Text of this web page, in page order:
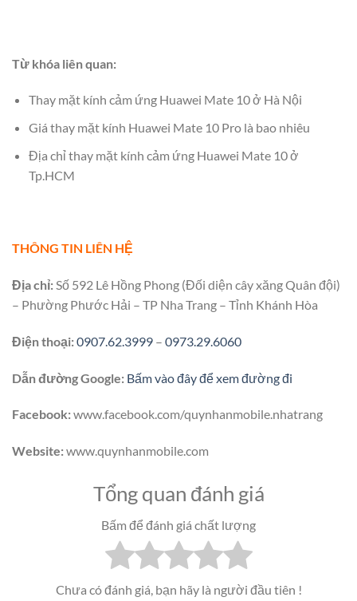
Từ khóa liên quan:
Thay mặt kính cảm ứng Huawei Mate 10 ở Hà Nội
Giá thay mặt kính Huawei Mate 10 Pro là bao nhiêu
Địa chỉ thay mặt kính cảm ứng Huawei Mate 10 ở
Tp.HCM
THÔNG TIN LIÊN HỆ
Địa chỉ:Số 592 Lê Hồng Phong (Đối diện cây xăng Quân đội)
– Phường Phước Hải – TP Nha Trang – Tỉnh Khánh Hòa
Điện thoại:0907.62.3999 – 0973.29.6060
Dẫn đường Google: Bấm vào đây để xem đường đi
Facebook:www.facebook.com/quynhanmobile.nhatrang
Website:www.quynhanmobile.com
Tổng quan đánh giá
Bấm để đánh giá chất lượng
Chưa có đánh giá, bạn hãy là người đầu tiên !